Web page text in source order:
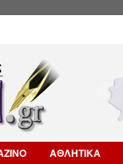
ΑΘΛΗΤΙΚΑ